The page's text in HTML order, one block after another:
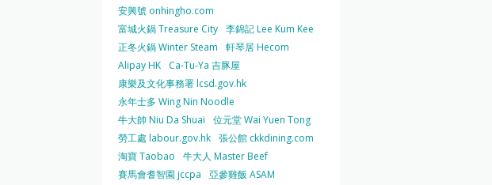
安興號 onhingho.com
富城火鍋 Treasure City 李錦記 Lee Kum Kee
正冬火鍋 Winter Steam
軒琴居 Hecom
Alipay HK
Ca-Tu-Ya 吉豚屋
康樂及文化事務署 lcsd.gov.hk
永年士多 Wing Nin Noodle
牛大帥 Niu Da Shuai
位元堂 Wai Yuen Tong
勞工處 labour.gov.hk 張公館 ckkdining.com
淘寶 Taobao
牛大人 Master Beef
賽馬會耆智園 jccpa
亞參雞飯 ASAM